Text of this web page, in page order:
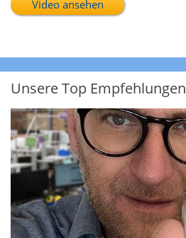
Video ansehen
Unsere Top Empfehlungen